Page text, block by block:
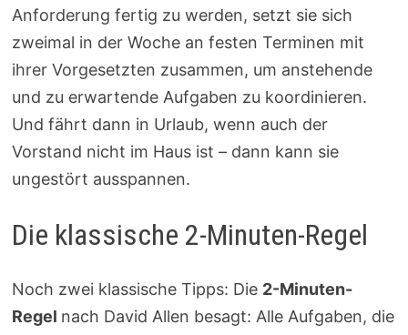
Anforderung fertig zu werden, setzt sie sich
zweimal in der Woche an festen Terminen mit
ihrer Vorgesetzten zusammen, um anstehende
und zu erwartende Aufgaben zu koordinieren.
Und fährt dann in Urlaub, wenn auch der
Vorstand nicht im Haus ist – dann kann sie
ungestört ausspannen.
Die klassische 2-Minuten-Regel
Noch zwei klassische Tipps: Die 2-Minuten-
Regel nach David Allen besagt: Alle Aufgaben, die